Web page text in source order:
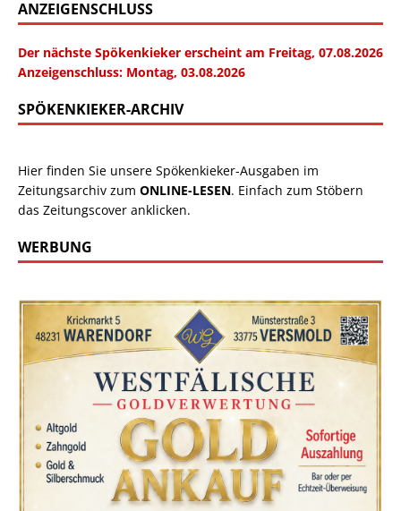
ANZEIGENSCHLUSS
Der nächste Spökenkieker erscheint am Freitag, 07.08.2026
Anzeigenschluss: Montag, 03.08.2026
SPÖKENKIEKER-ARCHIV
Hier finden Sie unsere Spökenkieker-Ausgaben im
Zeitungsarchiv zum ONLINE-LESEN. Einfach zum Stöbern
das Zeitungscover anklicken.
WERBUNG